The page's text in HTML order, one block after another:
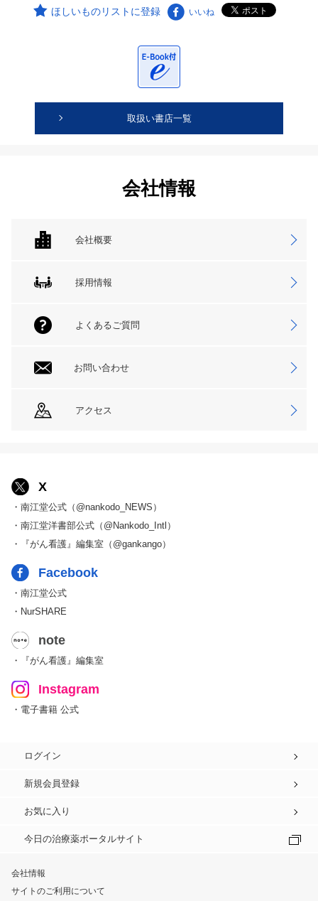
ほしいものリストに登録 いいね
取扱い書店一覧
会社情報
会社概要
採用情報
よくあるご質問
お問い合わせ
アクセス
X
・南江堂公式（@nankodo_NEWS）
・南江堂洋書部公式（@Nankodo_Intl）
・『がん看護』編集室（@gankango）
Facebook
・南江堂公式
・NurSHARE
note
・『がん看護』編集室
Instagram
・電子書籍 公式
ログイン
新規会員登録
お気に入り
今日の治療薬ポータルサイト
会社情報
サイトのご利用について